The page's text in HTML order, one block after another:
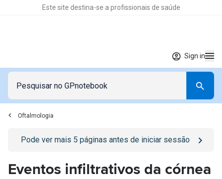
Este site destina-se a profissionais de saúde
Sign in
Oftalmologia
Go to/sign-inpage
Pode ver mais 5 páginas antes de iniciar sessão
Eventos infiltrativos da córnea